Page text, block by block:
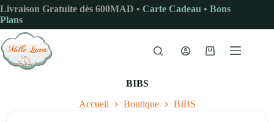
Passer
au
contenu
Livraison Gratuite dès 600MAD • Carte Cadeau • Bons
Plans
Panier
BIBS
Accueil Boutique BIBS